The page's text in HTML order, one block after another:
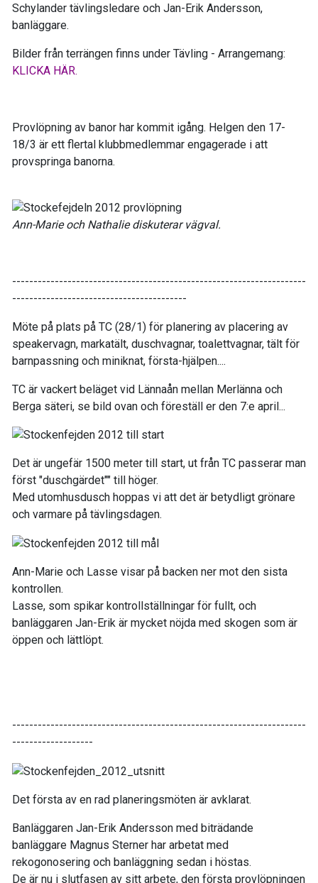
Schylander tävlingsledare och Jan-Erik Andersson,
banläggare.
Bilder från terrängen finns under Tävling - Arrangemang:
KLICKA HÄR.
Provlöpning av banor har kommit igång. Helgen den 17-
18/3 är ett flertal klubbmedlemmar engagerade i att
provspringa banorna.
Ann-Marie och Nathalie diskuterar vägval.
---------------------------------------------------------------------
-----------------------------------------
Möte på plats på TC (28/1) för planering av placering av
speakervagn, markatält, duschvagnar, toalettvagnar, tält för
barnpassning och miniknat, första-hjälpen....
TC är vackert beläget vid Lännaån mellan Merlänna och
Berga säteri, se bild ovan och föreställ er den 7:e april...
Det är ungefär 1500 meter till start, ut från TC passerar man
först "duschgärdet"" till höger.
Med utomhusdusch hoppas vi att det är betydligt grönare
och varmare på tävlingsdagen.
Ann-Marie och Lasse visar på backen ner mot den sista
kontrollen.
Lasse, som spikar kontrollställningar för fullt, och
banläggaren Jan-Erik är mycket nöjda med skogen som är
öppen och lättlöpt.
---------------------------------------------------------------------
-------------------
Det första av en rad planeringsmöten är avklarat.
Banläggaren Jan-Erik Andersson med biträdande
banläggare Magnus Sterner har arbetat med
rekogonosering och banläggning sedan i höstas.
De är nu i slutfasen av sitt arbete, den första provlöpningen